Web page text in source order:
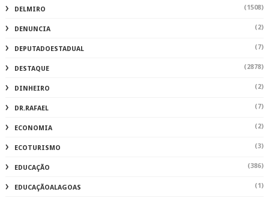
DELMIRO (1508)
DENUNCIA (2)
DEPUTADOESTADUAL (7)
DESTAQUE (2878)
DINHEIRO (2)
DR.RAFAEL (7)
ECONOMIA (2)
ECOTURISMO (3)
EDUCAÇÃO (386)
EDUCAÇÃOALAGOAS (1)